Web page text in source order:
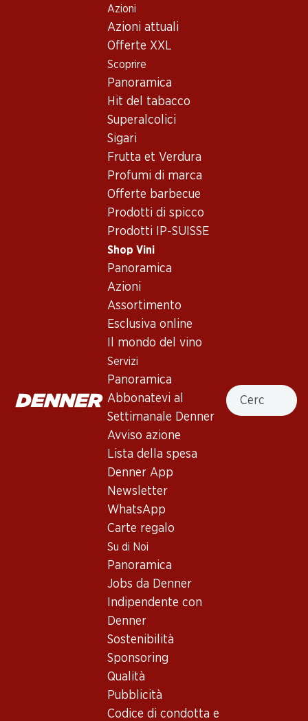
Azioni
Azioni attuali
Offerte XXL
Scoprire
Panoramica
Hit del tabacco
Superalcolici
Sigari
Frutta et Verdura
Profumi di marca
Offerte barbecue
Prodotti di spicco
Prodotti IP-SUISSE
Shop Vini
Panoramica
Azioni
Assortimento
Esclusiva online
Il mondo del vino
Servizi
Panoramica
Abbonatevi al
Settimanale Denner
Avviso azione
Lista della spesa
Denner App
Newsletter
WhatsApp
Carte regalo
Su di Noi
Panoramica
Jobs da Denner
Indipendente con
Denner
Sostenibilità
Sponsoring
Qualità
Pubblicità
Codice di condotta e
Cercare
Assortimento vini
Epicuro Rosato Puglia IGP
Epicuro Primitivo di
Edizione Cinque Autoctoni
(133)
63.–
Negroamaro/Primitivo di
Puglia IGT
2025
(573)
Cantine Due Palme Sedotto
Primitivo di Puglia IGP
Esclusiva online!
Bottiglia: 21.95
Due Palme 1943 del
Presidente Salento IGP